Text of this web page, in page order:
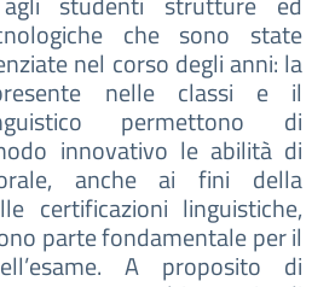
che sono state
nel corso degli anni: la
nelle classi e il
permettono di
innovativo le abilità di
anche ai fini della
certificazioni linguistiche,
parte fondamentale per il
A proposito di